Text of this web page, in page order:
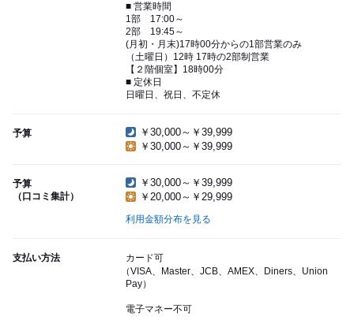
■ 営業時間
1部 17:00～
2部 19:45～
(月初・月末)17時00分からの1部営業のみ
（土曜日）12時 17時の2部制営業
【２階個室】18時00分
■ 定休日
日曜日、祝日、不定休
予算
￥30,000～￥39,999
￥30,000～￥39,999
予算
（口コミ集計）
￥30,000～￥39,999
￥20,000～￥29,999
利用金額分布を見る
支払い方法
カード可
（VISA、Master、JCB、AMEX、Diners、Union
Pay）
電子マネー不可